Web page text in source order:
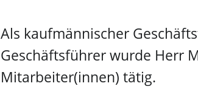
Als kaufmännischer
Geschäftsführer wurde Herr
Mitarbeiter(innen) tätig.